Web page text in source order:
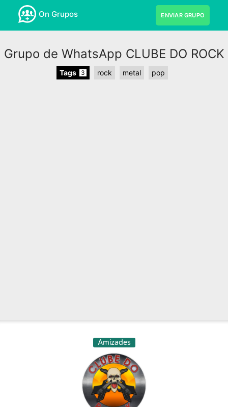
On Grupos ENVIAR GRUPO
Grupo de WhatsApp CLUBE DO ROCK
Tags 3 rock metal pop
Amizades